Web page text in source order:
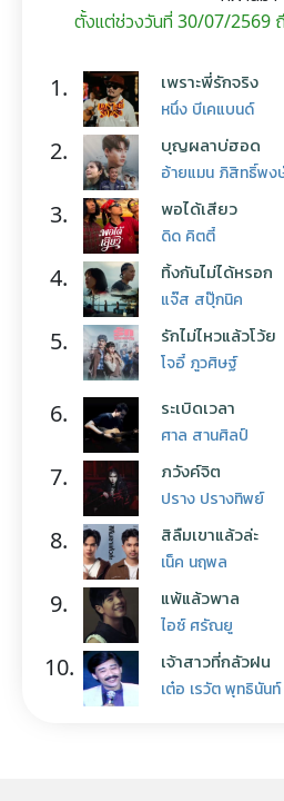
ตั้งแต่ช่วงวันที่ 30/07/2569
1. เพราะพี่รักจริง
หนึ่ง บีเคแบนด์
2. บุญผลาบ่ฮอด
อ้ายแมน ภิสิทธิ์พง
3. พอได้เสียว
ดิด คิตตี้
4. ทิ้งกันไม่ได้หรอก
แจ๊ส สปุ๊กนิค
5. รักไม่ไหวแล้วโว้ย
โจอี้ ภูวศิษฐ์
6. ระเบิดเวลา
ศาล สานศิลป์
7. ภวังค์จิต
ปราง ปรางทิพย์
8. สิลืมเขาแล้วล่ะ
เน็ค นฤพล
9. แพ้แล้วพาล
ไอซ์ ศรัณยู
10. เจ้าสาวที่กลัวฝน
เต๋อ เรวัต พุทธินันท์